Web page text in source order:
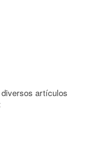
artículos